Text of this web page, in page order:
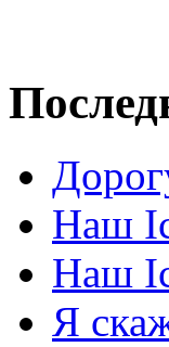
Наш
Наш
Я